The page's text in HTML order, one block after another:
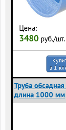
Цена:
3480 руб./шт.
в 1
Труба
длина 1000 мм